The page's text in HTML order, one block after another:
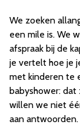
We zoeken
een mile is. We
afspraak bij de
je vertelt hoe je
met kinderen te
babyshower:
willen we niet
aan antwoorden.